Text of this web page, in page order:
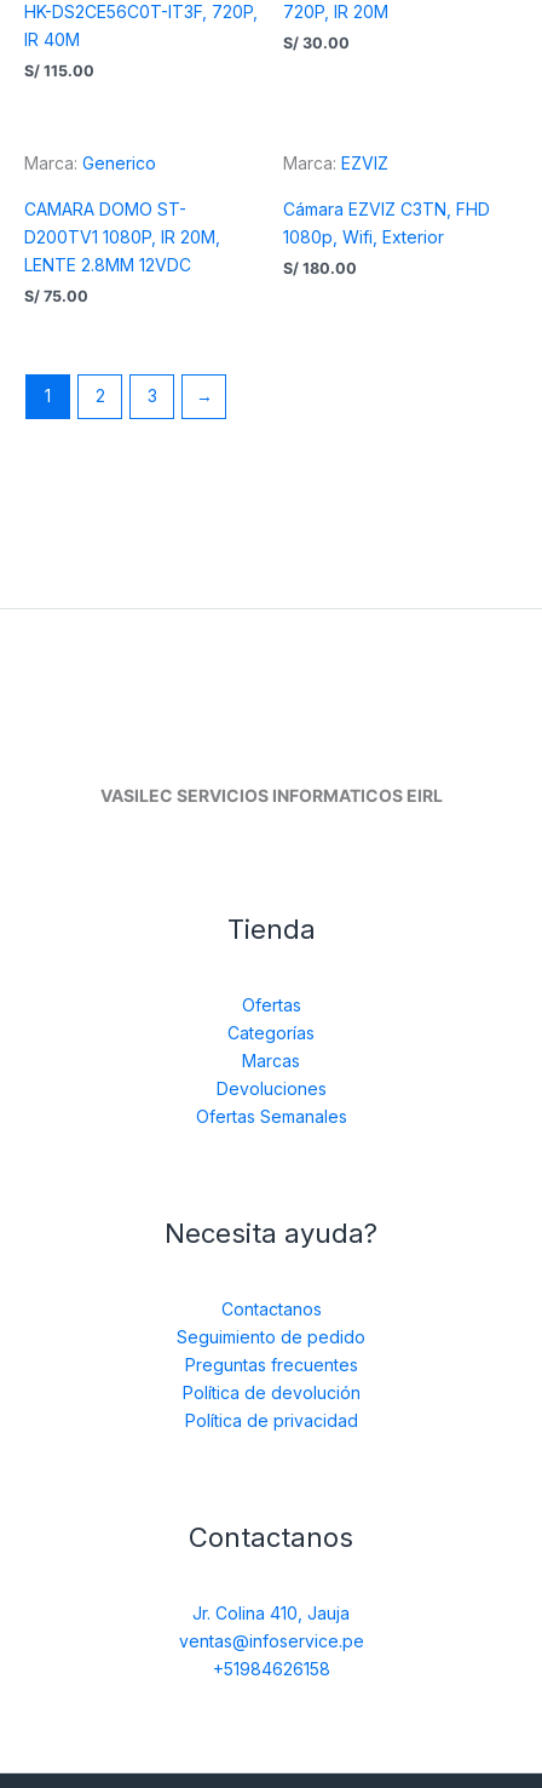
HK-DS2CE56C0T-IT3F, 720P,
IR 40M
S/ 115.00
720P, IR 20M
S/ 30.00
Marca: Generico
CAMARA DOMO ST-
D200TV1 1080P, IR 20M,
LENTE 2.8MM 12VDC
S/ 75.00
Marca: EZVIZ
Cámara EZVIZ C3TN, FHD
1080p, Wifi, Exterior
S/ 180.00
1 2 3 →
VASILEC SERVICIOS INFORMATICOS EIRL
Tienda
Ofertas
Categorías
Marcas
Devoluciones
Ofertas Semanales
Necesita ayuda?
Contactanos
Seguimiento de pedido
Preguntas frecuentes
Política de devolución
Política de privacidad
Contactanos
Jr. Colina 410, Jauja
ventas@infoservice.pe
+51984626158